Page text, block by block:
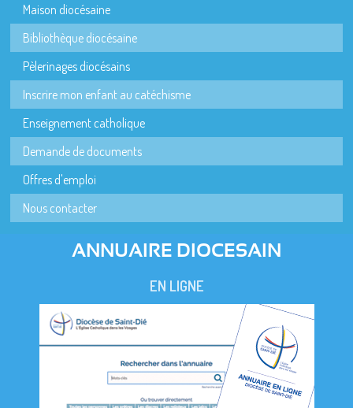
Maison diocésaine
Bibliothèque diocésaine
Pèlerinages diocésains
Inscrire mon enfant au catéchisme
Enseignement catholique
Demande de documents
Offres d'emploi
Nous contacter
ANNUAIRE DIOCESAIN
EN LIGNE